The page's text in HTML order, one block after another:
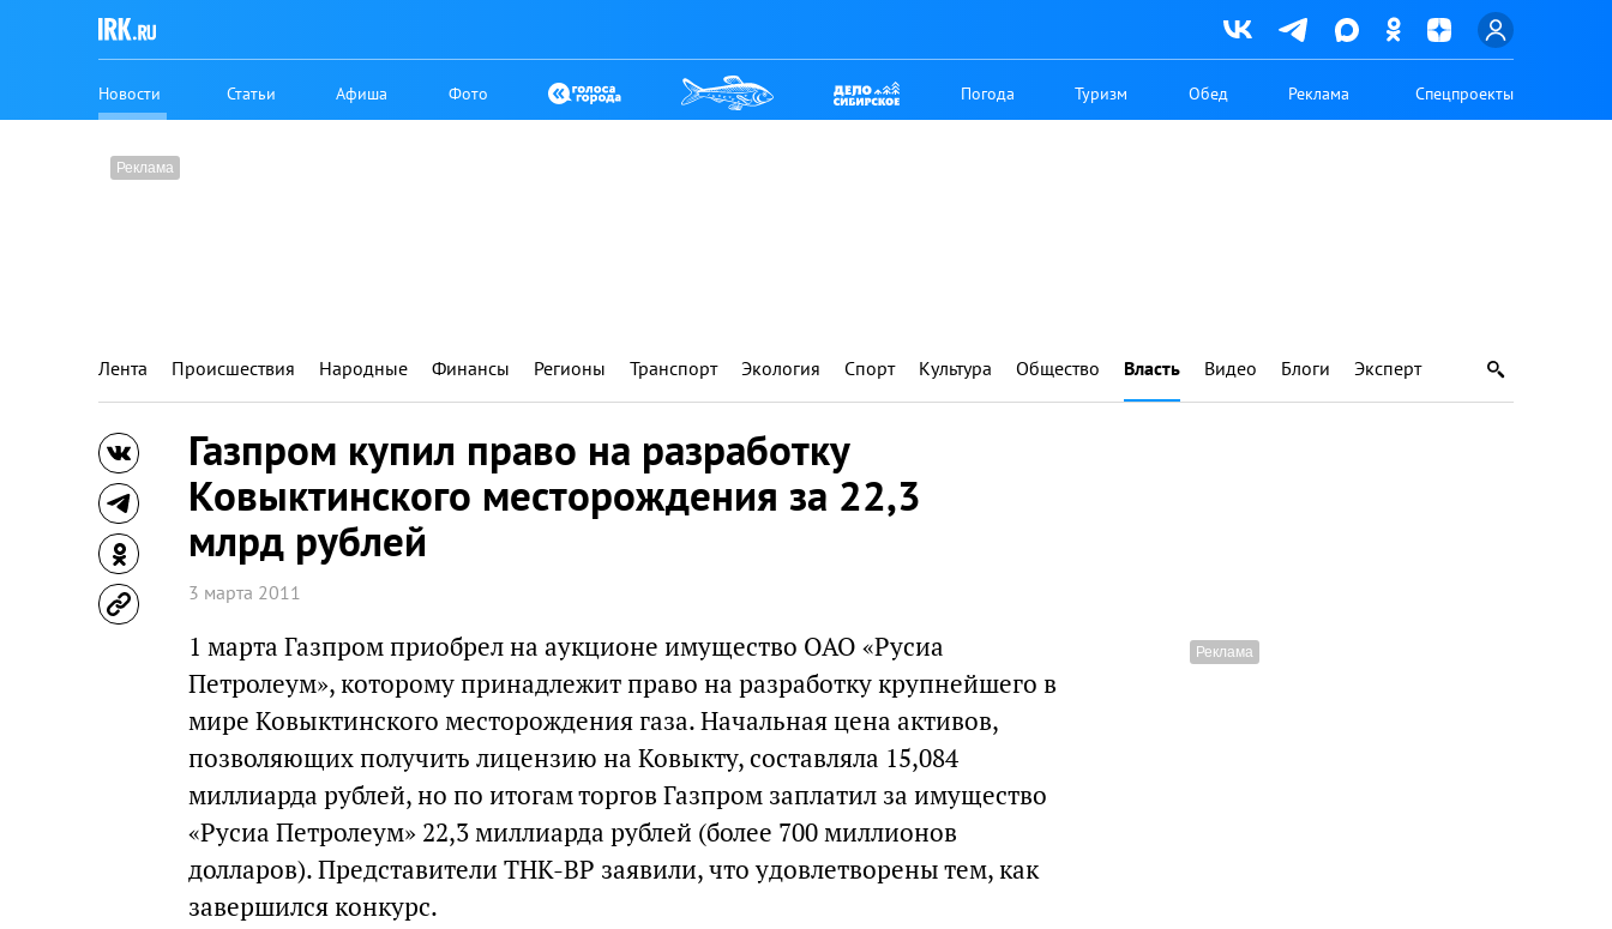
Новости Статьи Афиша Фото Погода Туризм Обед Реклама Спецпроекты
Лента Происшествия Народные Финансы Регионы Транспорт Экология Спорт Культура Общество Власть Видео Блоги Эксперт
Газпром купил право на разработку
Ковыктинского месторождения за 22,3
млрд рублей
3 марта 2011
1 марта Газпром приобрел на аукционе имущество ОАО «Русиа
Петролеум», которому принадлежит право на разработку крупнейшего в
мире Ковыктинского месторождения газа. Начальная цена активов,
позволяющих получить лицензию на Ковыкту, составляла 15,084
миллиарда рублей, но по итогам торгов Газпром заплатил за имущество
«Русиа Петролеум» 22,3 миллиарда рублей (более 700 миллионов
долларов). Представители ТНК-ВР заявили, что удовлетворены тем, как
завершился конкурс.